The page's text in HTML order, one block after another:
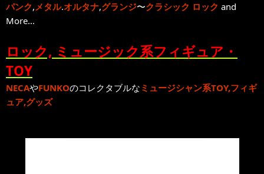
パンク,メタル.オルタナ,グランジ〜クラシック ロック and
More...
ロック, ミュージック系フィギュア・
TOY
NECAやFUNKOのコレクタブルな ミュージシャン系TOY,フィギ
ュア,グッズ